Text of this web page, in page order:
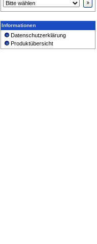
Informationen
Datenschutzerklärung
Produktübersicht